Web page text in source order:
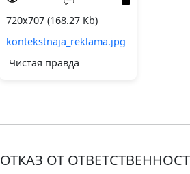
720x707 (168.27 Kb)
kontekstnaja_reklama.jpg
Чистая правда
ОТКАЗ ОТ